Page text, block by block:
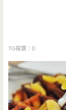
TG按讚：0